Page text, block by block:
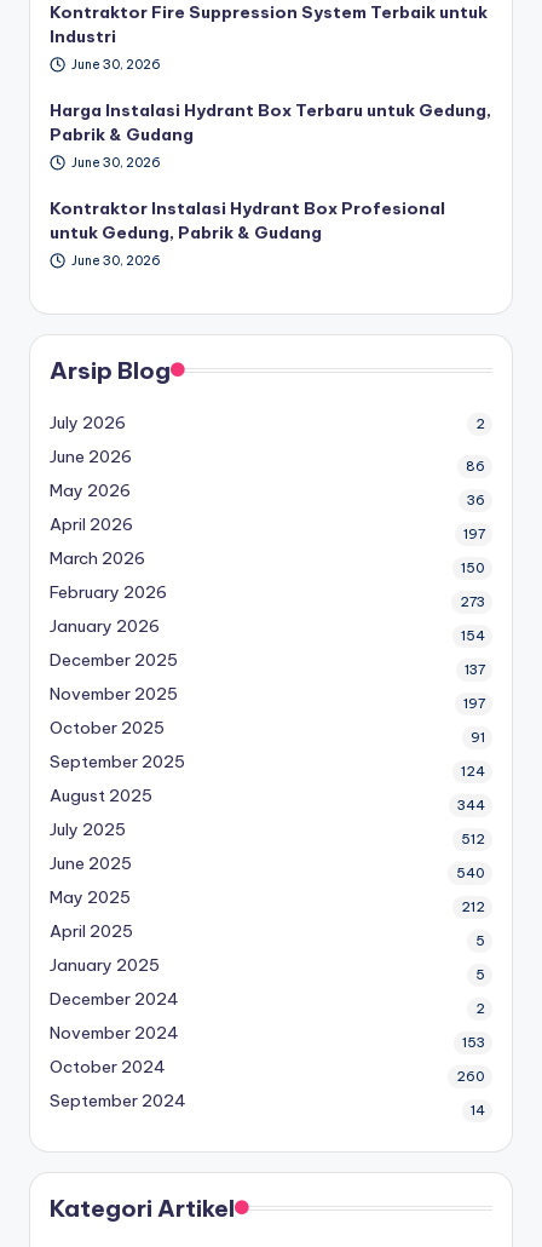
Kontraktor Fire Suppression System Terbaik untuk
Industri
June 30, 2026
Harga Instalasi Hydrant Box Terbaru untuk Gedung,
Pabrik & Gudang
June 30, 2026
Kontraktor Instalasi Hydrant Box Profesional
untuk Gedung, Pabrik & Gudang
June 30, 2026
Arsip Blog
July 2026 2
June 2026 86
May 2026 36
April 2026 197
March 2026 150
February 2026 273
January 2026 154
December 2025 137
November 2025 197
October 2025 91
September 2025 124
August 2025 344
July 2025 512
June 2025 540
May 2025 212
April 2025 5
January 2025 5
December 2024 2
November 2024 153
October 2024 260
September 2024 14
Kategori Artikel